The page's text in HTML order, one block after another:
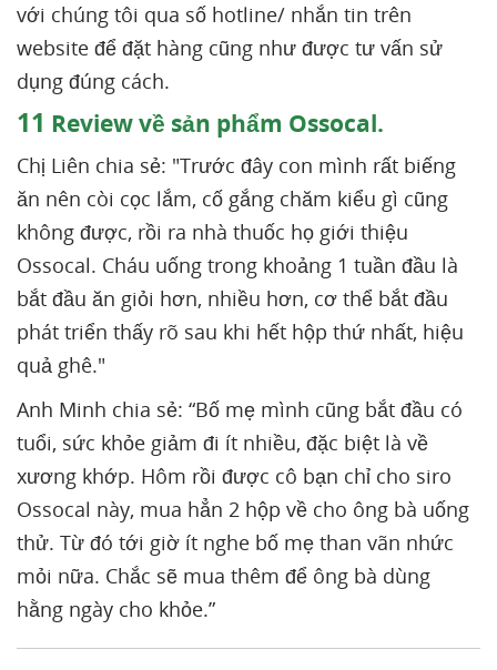
với chúng tôi qua số hotline/ nhắn tin trên
website để đặt hàng cũng như được tư vấn sử
dụng đúng cách.
11 Review về sản phẩm Ossocal.
Chị Liên chia sẻ: "Trước đây con mình rất biếng
ăn nên còi cọc lắm, cố gắng chăm kiểu gì cũng
không được, rồi ra nhà thuốc họ giới thiệu
Ossocal. Cháu uống trong khoảng 1 tuần đầu là
bắt đầu ăn giỏi hơn, nhiều hơn, cơ thể bắt đầu
phát triển thấy rõ sau khi hết hộp thứ nhất, hiệu
quả ghê."
Anh Minh chia sẻ: “Bố mẹ mình cũng bắt đầu có
tuổi, sức khỏe giảm đi ít nhiều, đặc biệt là về
xương khớp. Hôm rồi được cô bạn chỉ cho siro
Ossocal này, mua hẳn 2 hộp về cho ông bà uống
thử. Từ đó tới giờ ít nghe bố mẹ than vãn nhức
mỏi nữa. Chắc sẽ mua thêm để ông bà dùng
hằng ngày cho khỏe.”